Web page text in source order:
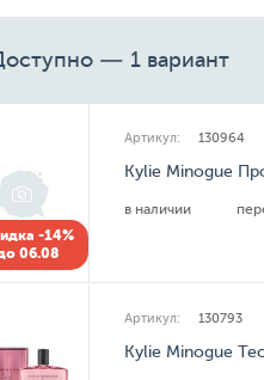
— 1 вариант
-14%
06.08
Артикул: 130964
Kylie Minogue
в наличии
Артикул: 130793
Kylie Minogue